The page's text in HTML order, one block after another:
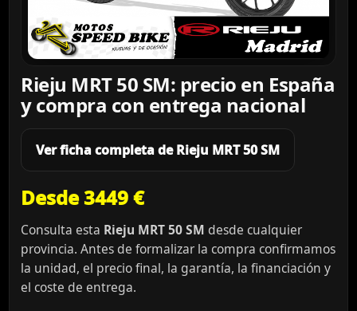
Rieju MRT 50 SM: precio en España
y compra con entrega nacional
Ver ficha completa de Rieju MRT 50 SM
Desde 3449 €
Consulta esta Rieju MRT 50 SM desde cualquier
provincia. Antes de formalizar la compra confirmamos
la unidad, el precio final, la garantía, la financiación y
el coste de entrega.